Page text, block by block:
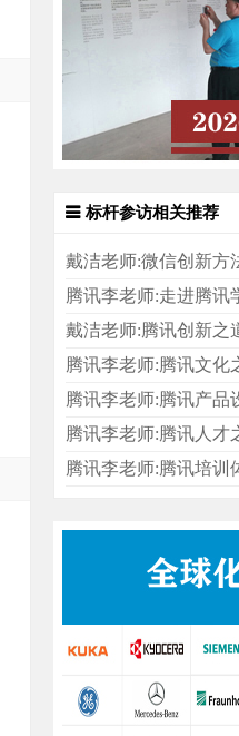
标杆参访相关推荐
戴洁老师:腾讯创新之
腾讯李老师:腾讯文化
腾讯李老师:腾讯产品
腾讯李老师:腾讯人才
腾讯李老师:腾讯培训